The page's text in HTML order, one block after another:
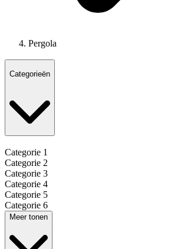
Pergola
Categorieën
Categorie 1
Categorie 2
Categorie 3
Categorie 4
Categorie 5
Categorie 6
Meer tonen